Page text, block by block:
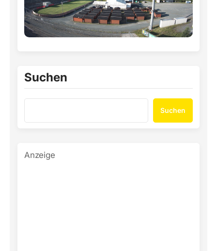
Suchen
Suchen
Anzeige